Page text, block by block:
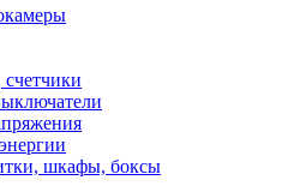
шкафы, боксы